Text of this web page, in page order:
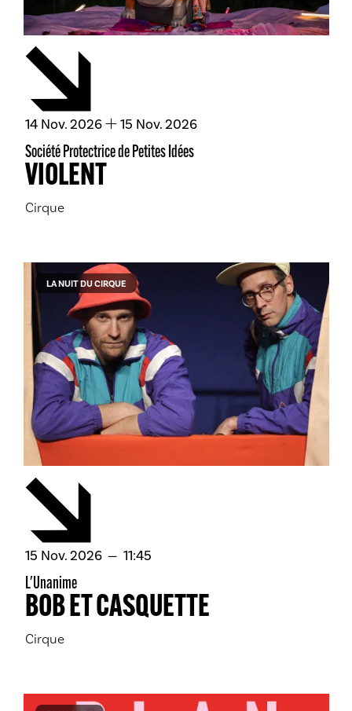
Société Protectrice de Petites Idées
VIOLENT
Cirque
du
14 novembre
Nov. 2026 au
15 novembre
Nov. 2026
L'Unanime
BOB ET CASQUETTE
Cirque
15 novembre
Nov. 2026 11:45
LA NUIT DU CIRQUE